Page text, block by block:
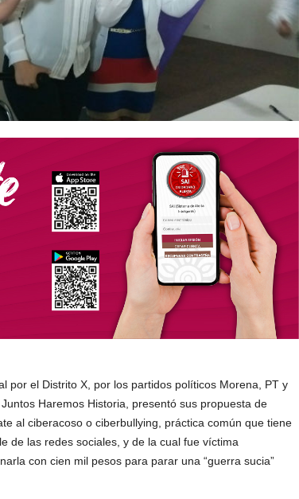
por el Distrito X, por los partidos políticos Morena, PT y
Haremos Historia, presentó sus propuesta de
al ciberacoso o ciberbullying, práctica común que tiene
de las redes sociales, y de la cual fue víctima
con cien mil pesos para parar una “guerra sucia”